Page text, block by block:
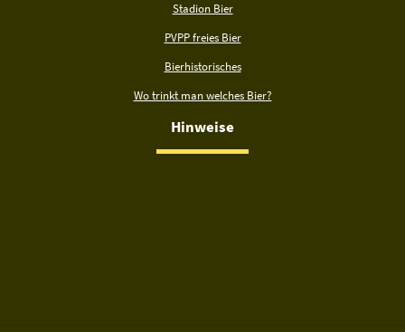
Stadion Bier
PVPP freies Bier
Bierhistorisches
Wo trinkt man welches Bier?
Hinweise